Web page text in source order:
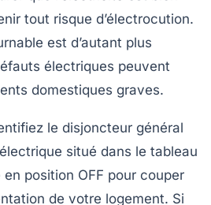
tout risque d’électrocution.
est d’autant plus
électriques peuvent
domestiques graves.
le disjoncteur général
situé dans le tableau
position OFF pour couper
de votre logement. Si